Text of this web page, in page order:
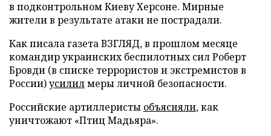
в подконтрольном Киеву Херсоне. Мирные
жители в результате атаки не пострадали.
Как писала газета ВЗГЛЯД, в прошлом месяце
командир украинских беспилотных сил Роберт
Бровди (в списке террористов и экстремистов в
России)усилилмеры личной безопасности.
Российские артиллеристы объясняли, как
уничтожают «Птиц Мадьяра».